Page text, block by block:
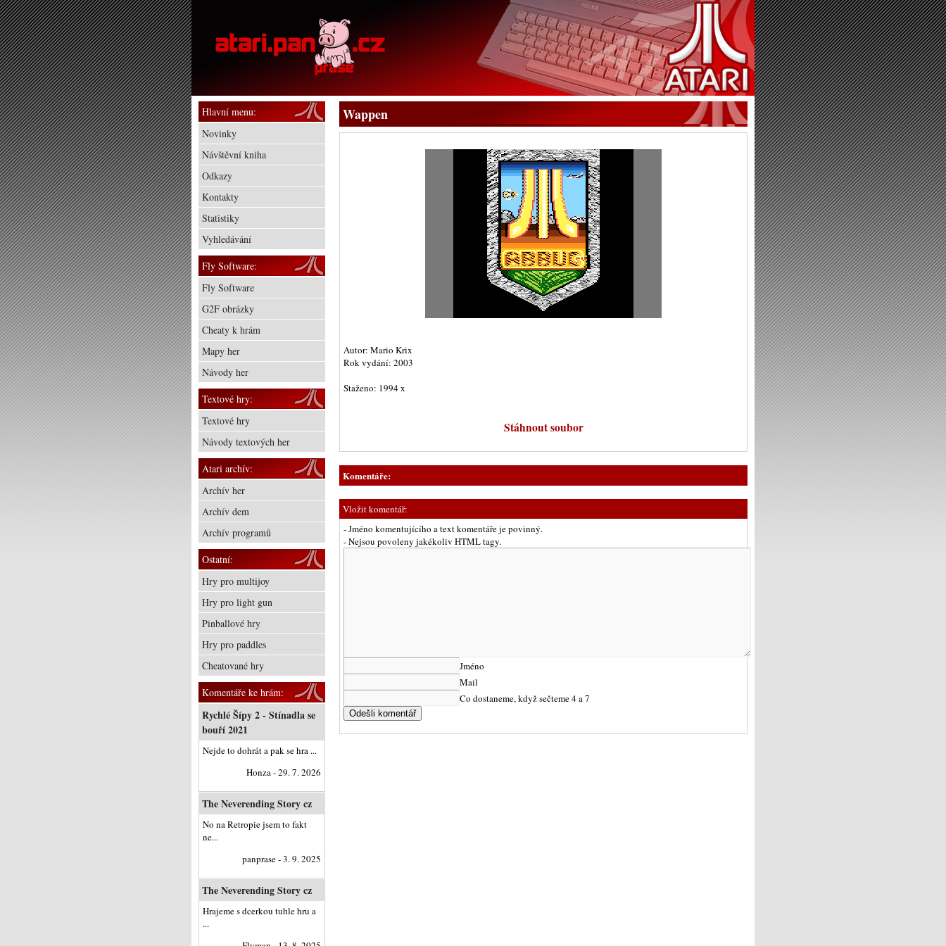
Wappen
Autor: Mario Krix
Rok vydání: 2003
Staženo: 1994 x
Stáhnout soubor
Komentáře:
Vložit komentář:
- Jméno komentujícího a text komentáře je povinný.
- Nejsou povoleny jakékoliv HTML tagy.
Jméno
Mail
Co dostaneme, když sečteme 4 a 7
Hlavní menu:
Novinky
Návštěvní kniha
Odkazy
Kontakty
Statistiky
Vyhledávání
Fly Software:
Fly Software
G2F obrázky
Cheaty k hrám
Mapy her
Návody her
Textové hry:
Textové hry
Návody textových her
Atari archív:
Archív her
Archív dem
Archív programů
Ostatní:
Hry pro multijoy
Hry pro light gun
Pinballové hry
Hry pro paddles
Cheatované hry
Komentáře ke hrám:
Rychlé Šípy 2 - Stínadla se
bouří 2021
Nejde to dohrát a pak se hra ...
Honza - 29. 7. 2026
The Neverending Story cz
No na Retropie jsem to fakt
ne...
panprase - 3. 9. 2025
The Neverending Story cz
Hrajeme s dcerkou tuhle hru a
...